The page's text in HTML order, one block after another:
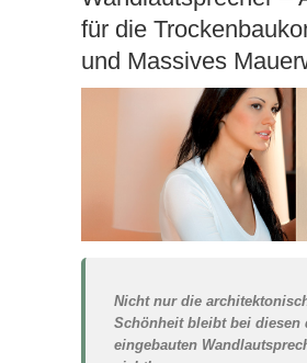
für die
und Massives
Nicht nur die
Schönheit bleibt bei diesen
eingebauten